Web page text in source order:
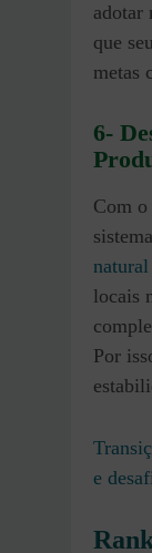
adotar
que
metas
6-
Com o
natural
locais
Por
e